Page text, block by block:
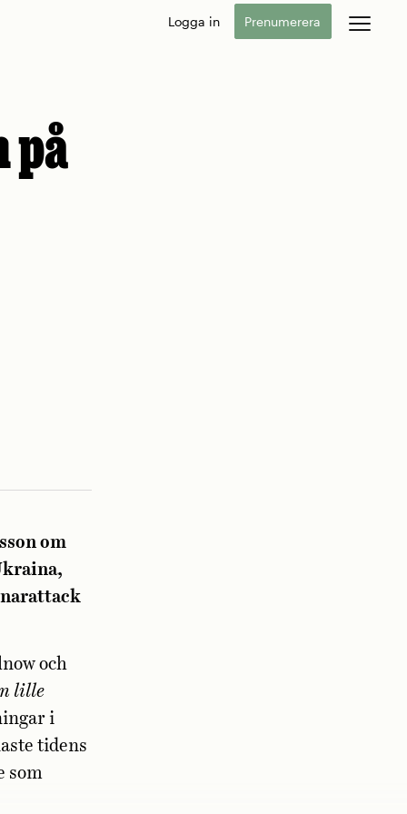
Logga in Prenumerera
på
om
och
lille
i
tidens
som